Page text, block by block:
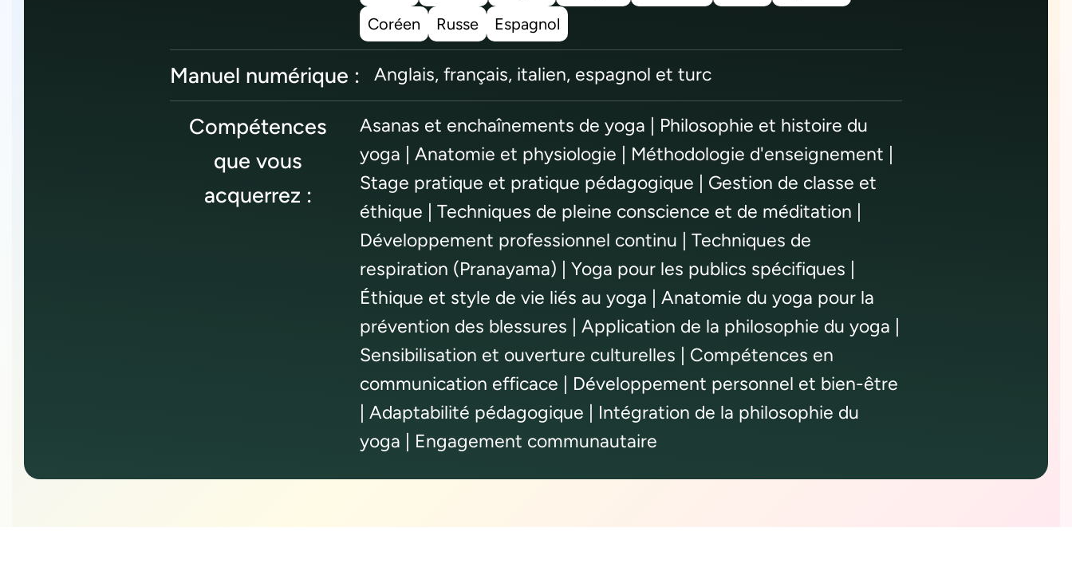
Coréen
Russe Espagnol
Manuel numérique : Anglais, français, italien, espagnol et turc
Compétences
que vous
acquerrez :
Asanas et enchaînements de yoga | Philosophie et histoire du
yoga | Anatomie et physiologie | Méthodologie d'enseignement |
Stage pratique et pratique pédagogique | Gestion de classe et
éthique | Techniques de pleine conscience et de méditation |
Développement professionnel continu | Techniques de
respiration (Pranayama) | Yoga pour les publics spécifiques |
Éthique et style de vie liés au yoga | Anatomie du yoga pour la
prévention des blessures | Application de la philosophie du yoga |
Sensibilisation et ouverture culturelles | Compétences en
communication efficace | Développement personnel et bien-être
| Adaptabilité pédagogique | Intégration de la philosophie du
yoga | Engagement communautaire